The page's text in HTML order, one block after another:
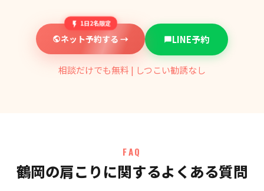
1日2名限定
ネット予約する → LINE予約
相談だけでも無料 | しつこい勧誘なし
FAQ
鶴岡の肩こりに関するよくある質問